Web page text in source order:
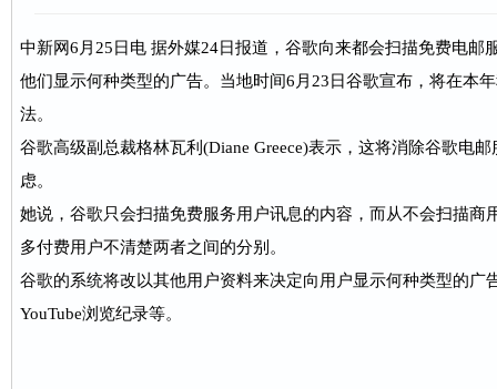
中新网6月25日电 据外媒24日报道，谷歌向来都会扫描免费电邮
他们显示何种类型的广告。当地时间6月23日谷歌宣布，将在本
法。
谷歌高级副总裁格林瓦利(Diane Greece)表示，这将消除谷歌电
虑。
她说，谷歌只会扫描免费服务用户讯息的内容，而从不会扫描商
多付费用户不清楚两者之间的分别。
谷歌的系统将改以其他用户资料来决定向用户显示何种类型的广
YouTube浏览纪录等。